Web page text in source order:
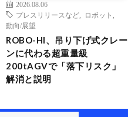
2026.08.06
プレスリリースなど
ロボット
動向/展望
ROBO-HI、吊り下げ式クレー
ンに代わる超重量級
200tAGVで「落下リスク」
解消と説明